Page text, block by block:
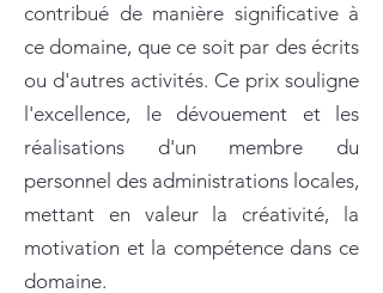
contribué de manière significative à
ce domaine, que ce soit par des écrits
ou d'autres activités. Ce prix souligne
l'excellence, le dévouement et les
réalisations d'un membre du
personnel des administrations locales,
mettant en valeur la créativité, la
motivation et la compétence dans ce
domaine.